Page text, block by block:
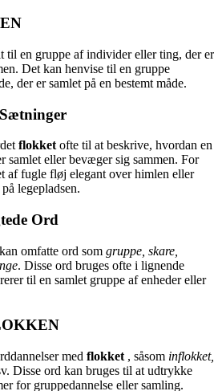
til en gruppe af individer eller ting, der er
Det kan henvise til en gruppe
der er samlet på en bestemt måde.
flokket ofte til at beskrive, hvordan en
samlet eller bevæger sig sammen. For
af fugle fløj elegant over himlen eller
legepladsen.
Ord
kan omfatte ord som gruppe, skare,
. Disse ord bruges ofte i lignende
til en samlet gruppe af enheder eller
med flokket , såsom inflokket,
Disse ord kan bruges til at udtrykke
for gruppedannelse eller samling.